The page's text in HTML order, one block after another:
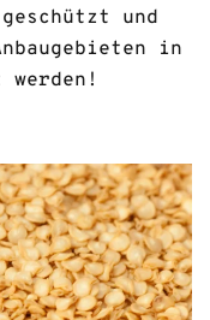
und
in
werden!